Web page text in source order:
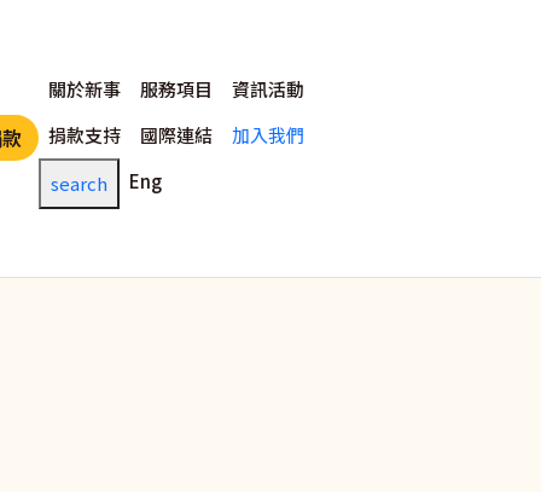
主選單
關於新事 服務項目
資訊活動
捐款支持
國際連結
加入我們
search
Eng